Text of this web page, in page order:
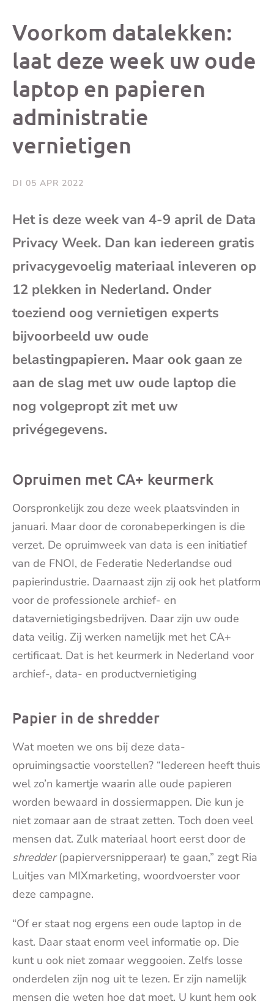
op op
bericht
je
Voorkom datalekken:
laat deze week uw oude
laptop en papieren
administratie
vernietigen
DI 05 APR 2022
Het is deze week van 4-9 april de Data
Privacy Week. Dan kan iedereen gratis
privacygevoelig materiaal inleveren op
12 plekken in Nederland. Onder
toeziend oog vernietigen experts
bijvoorbeeld uw oude
belastingpapieren. Maar ook gaan ze
aan de slag met uw oude laptop die
nog volgepropt zit met uw
privégegevens.
Opruimen met CA+ keurmerk
Oorspronkelijk zou deze week plaatsvinden in
januari. Maar door de coronabeperkingen is die
verzet. De opruimweek van data is een initiatief
van de FNOI, de Federatie Nederlandse oud
papierindustrie. Daarnaast zijn zij ook het platform
voor de professionele archief- en
datavernietigingsbedrijven. Daar zijn uw oude
data veilig. Zij werken namelijk met het CA+
certificaat. Dat is het keurmerk in Nederland voor
archief-, data- en productvernietiging
Papier in de shredder
Wat moeten we ons bij deze data-
opruimingsactie voorstellen? “Iedereen heeft thuis
wel zo’n kamertje waarin alle oude papieren
worden bewaard in dossiermappen. Die kun je
niet zomaar aan de straat zetten. Toch doen veel
mensen dat. Zulk materiaal hoort eerst door de
shredder(papierversnipperaar) te gaan,” zegt Ria
Luitjes van MIXmarketing, woordvoerster voor
deze campagne.
“Of er staat nog ergens een oude laptop in de
kast. Daar staat enorm veel informatie op. Die
kunt u ook niet zomaar weggooien. Zelfs losse
onderdelen zijn nog uit te lezen. Er zijn namelijk
mensen die weten hoe dat moet. U kunt hem ook